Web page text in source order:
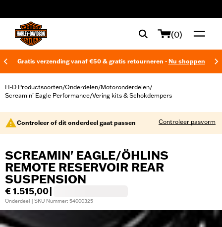
(0)
Gratis verzending vanaf €50 & gratis retourneren - Nu shoppen
H-D Productsoorten/Onderdelen/Motoronderdelen/
Screamin’ Eagle Performance/Vering kits & Schokdempers
Controleer of dit onderdeel gaat passen Controleer pasvorm
SCREAMIN' EAGLE/ÖHLINS
REMOTE RESERVOIR REAR
SUSPENSION
€ 1.515,00
Onderdeel | SKU Nummer: 54000325